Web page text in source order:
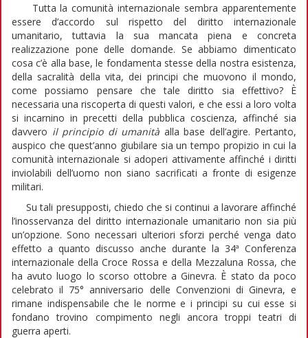
Tutta la comunità internazionale sembra apparentemente
essere d’accordo sul rispetto del diritto internazionale
umanitario, tuttavia la sua mancata piena e concreta
realizzazione pone delle domande. Se abbiamo dimenticato
cosa c’è alla base, le fondamenta stesse della nostra esistenza,
della sacralità della vita, dei principi che muovono il mondo,
come possiamo pensare che tale diritto sia effettivo? È
necessaria una riscoperta di questi valori, e che essi a loro volta
si incarnino in precetti della pubblica coscienza, affinché sia
davvero il principio di umanità alla base dell’agire. Pertanto,
auspico che quest’anno giubilare sia un tempo propizio in cui la
comunità internazionale si adoperi attivamente affinché i diritti
inviolabili dell’uomo non siano sacrificati a fronte di esigenze
militari.
Su tali presupposti, chiedo che si continui a lavorare affinché
l’inosservanza del diritto internazionale umanitario non sia più
un’opzione. Sono necessari ulteriori sforzi perché venga dato
effetto a quanto discusso anche durante la 34ª Conferenza
internazionale della Croce Rossa e della Mezzaluna Rossa, che
ha avuto luogo lo scorso ottobre a Ginevra. È stato da poco
celebrato il 75° anniversario delle Convenzioni di Ginevra, e
rimane indispensabile che le norme e i principi su cui esse si
fondano trovino compimento negli ancora troppi teatri di
guerra aperti.